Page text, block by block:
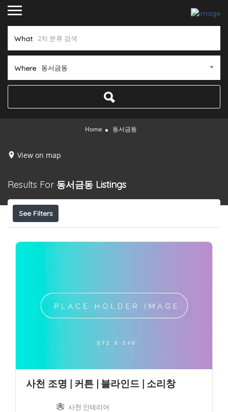
What
Where 동서금동
Home 동서금동
View on map
Results For 동서금동 Listings
See Filters
사천 조명 | 커튼 | 블라인드 | 소리창
사천 인테리어